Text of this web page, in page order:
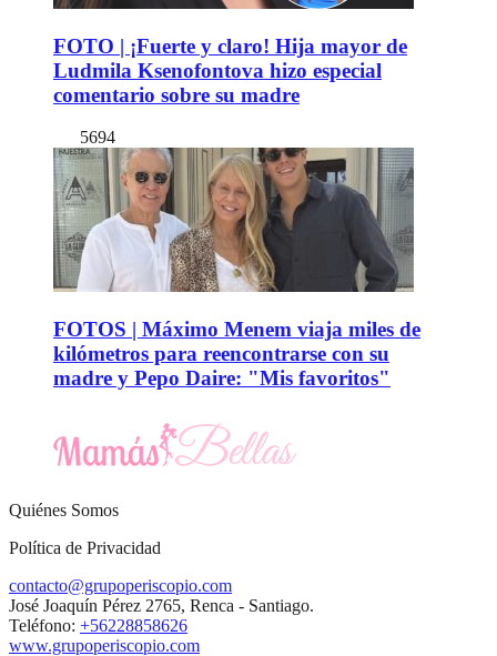
FOTO | ¡Fuerte y claro! Hija mayor de
Ludmila Ksenofontova hizo especial
comentario sobre su madre
5694
FOTOS | Máximo Menem viaja miles de
kilómetros para reencontrarse con su
madre y Pepo Daire: "Mis favoritos"
Quiénes Somos
Política de Privacidad
contacto@grupoperiscopio.com
José Joaquín Pérez 2765, Renca - Santiago.
Teléfono: +56228858626
www.grupoperiscopio.com